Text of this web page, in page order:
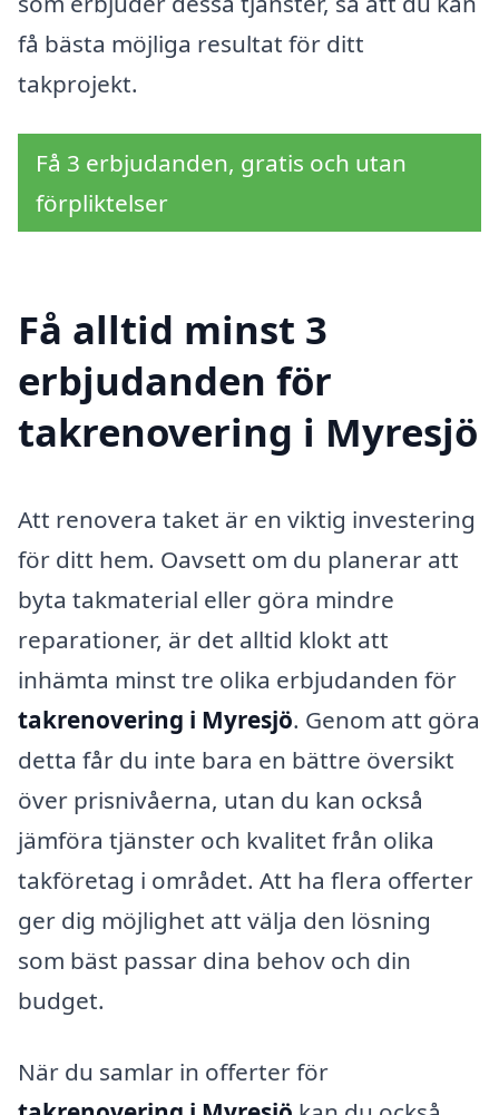
få bästa möjliga resultat för ditt
takprojekt.
Få 3 erbjudanden, gratis och utan
förpliktelser
Få alltid minst 3
erbjudanden för
takrenovering i Myresjö
Att renovera taket är en viktig investering
för ditt hem. Oavsett om du planerar att
byta takmaterial eller göra mindre
reparationer, är det alltid klokt att
inhämta minst tre olika erbjudanden för
takrenovering i Myresjö. Genom att göra
detta får du inte bara en bättre översikt
över prisnivåerna, utan du kan också
jämföra tjänster och kvalitet från olika
takföretag i området. Att ha flera offerter
ger dig möjlighet att välja den lösning
som bäst passar dina behov och din
budget.
När du samlar in offerter för